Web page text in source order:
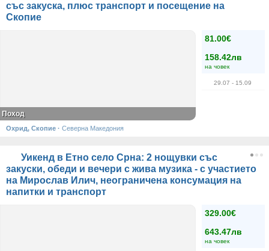
със закуска, плюс транспорт и посещение на
Скопие
81.00€
158.42лв
на човек
29.07 - 15.09
Поход
Охрид, Скопие · Северна Македония
Уикенд в Етно село Срна: 2 нощувки със
закуски, обеди и вечери с жива музика - с участието
на Мирослав Илич, неограничена консумация на
напитки и транспорт
329.00€
643.47лв
на човек